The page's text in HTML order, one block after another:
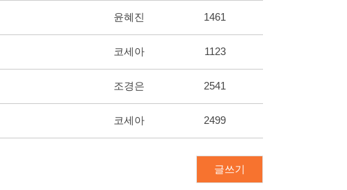
윤혜진 1461
코세아 1123
조경은 2541
코세아 2499
글쓰기